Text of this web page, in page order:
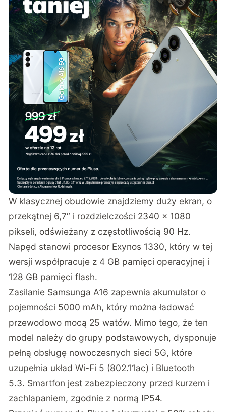
W klasycznej obudowie znajdziemy duży ekran, o
przekątnej 6,7″ i rozdzielczości 2340 × 1080
pikseli, odświeżany z częstotliwością 90 Hz.
Napęd stanowi procesor Exynos 1330, który w tej
wersji współpracuje z 4 GB pamięci operacyjnej i
128 GB pamięci flash.
Zasilanie Samsunga A16 zapewnia akumulator o
pojemności 5000 mAh, który można ładować
przewodowo mocą 25 watów. Mimo tego, że ten
model należy do grupy podstawowych, dysponuje
pełną obsługę nowoczesnych sieci 5G, które
uzupełnia układ Wi-Fi 5 (802.11ac) i Bluetooth
5.3. Smartfon jest zabezpieczony przed kurzem i
zachlapaniem, zgodnie z normą IP54.